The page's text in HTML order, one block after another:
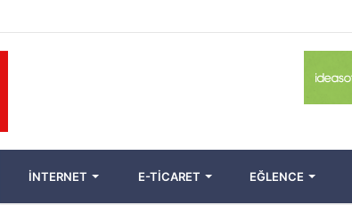
İNTERNET E-TICARET EĞLENCE